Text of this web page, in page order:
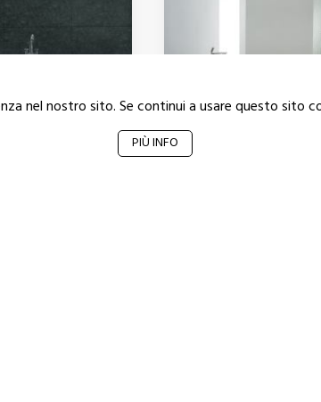
nel nostro sito. Se continui a usare questo sito
PIÙ INFO